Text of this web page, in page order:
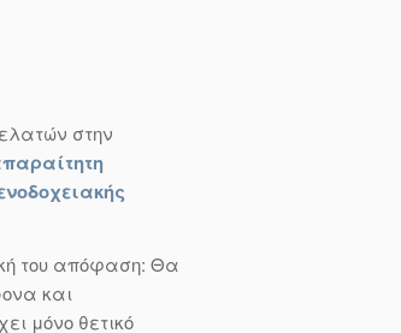
στην
του απόφαση: Θα
και
μόνο θετικό